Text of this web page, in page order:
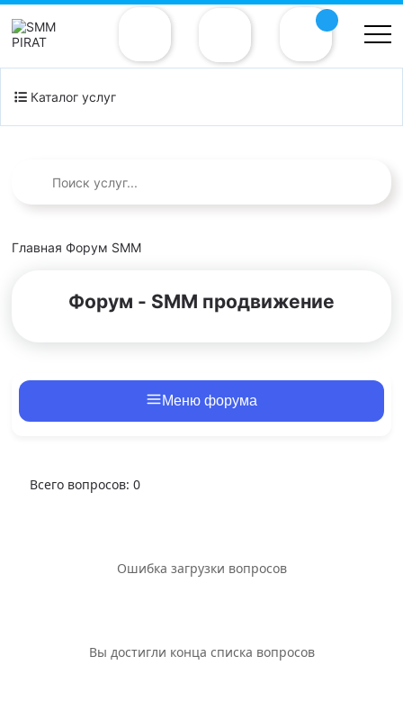
Каталог услуг
Главная Форум SMM
Форум - SMM продвижение
Меню форума
Всего вопросов: 0
Ошибка загрузки вопросов
Вы достигли конца списка вопросов